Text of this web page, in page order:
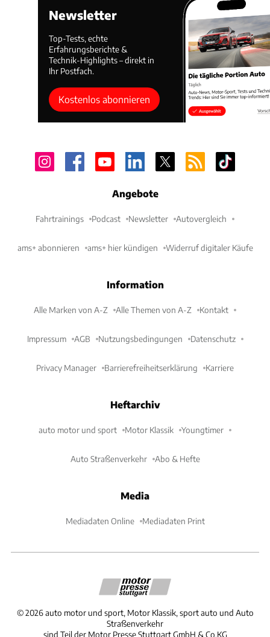
Newsletter
Top-Tests, echte
Erfahrungsberichte &
Technik-Highlights – direkt in
Ihr Postfach.
Kostenlos abonnieren
Angebote
Fahrtrainings Podcast Newsletter Autovergleich
ams+ abonnieren ams+ hier kündigen Widerruf digitaler Käufe
Information
Alle Marken von A-Z Alle Themen von A-Z Kontakt
Impressum AGB Nutzungsbedingungen Datenschutz
Privacy Manager Barrierefreiheitserklärung Karriere
Heftarchiv
auto motor und sport Motor Klassik Youngtimer
Auto Straßenverkehr Abo & Hefte
Media
Mediadaten Online Mediadaten Print
©2026 auto motor und sport, Motor Klassik, sport auto und Auto
Straßenverkehr
sind Teil der Motor Presse Stuttgart GmbH & Co.KG